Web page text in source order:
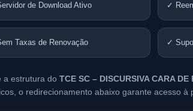
de Download Ativo ✓
Taxas de Renovação ✓
a estrutura do TCE SC – DISCURSIVA CARA DE
o redirecionamento abaixo garante acesso